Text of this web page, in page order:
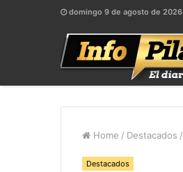
domingo 9 de agosto de 2026
Home / Destacados /
Destacados